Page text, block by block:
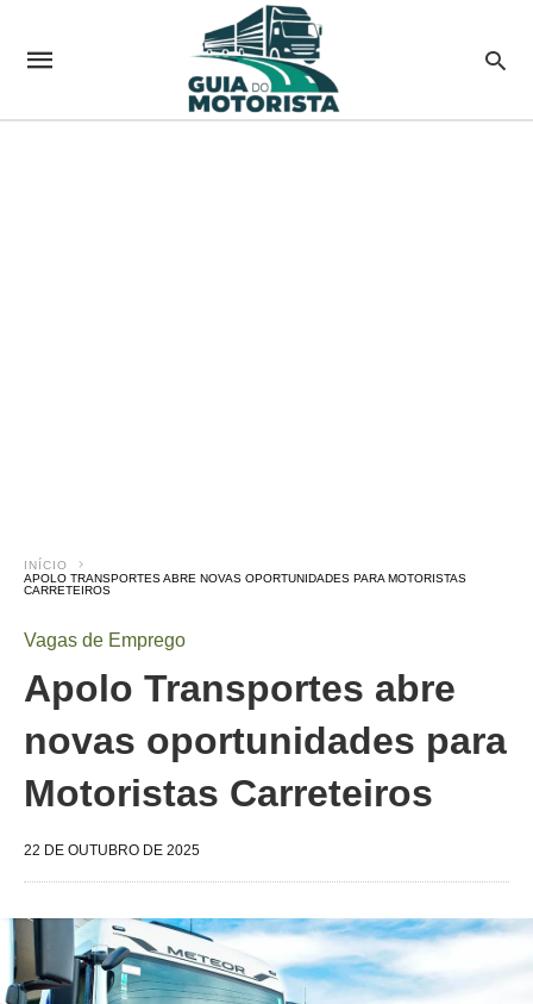
INÍCIO
APOLO TRANSPORTES ABRE NOVAS OPORTUNIDADES PARA MOTORISTAS
CARRETEIROS
Vagas de Emprego
Apolo Transportes abre
novas oportunidades para
Motoristas Carreteiros
22 DE OUTUBRO DE 2025